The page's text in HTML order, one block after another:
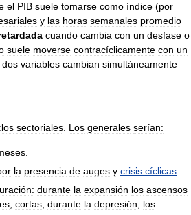
el PIB suele tomarse como índice (por
y las horas semanales promedio
cuando cambia con un desfase o
suele moverse contracíclicamente con un
dos variables cambian simultáneamente
sectoriales Los generales serían:
la presencia de auges y crisis cíclicas
durante la expansión los ascensos
cortas; durante la depresión
los